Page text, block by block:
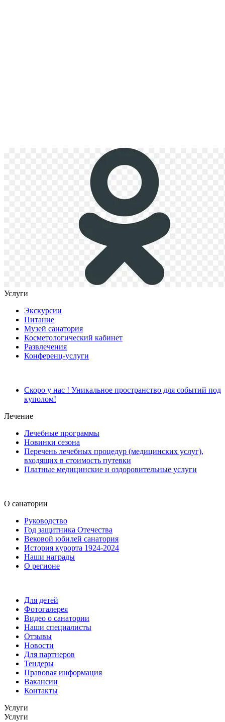
Услуги
Экскурсии
Питание
Музей санатория
Косметологический кабинет
Развлечения
Конференц-услуги
Скоро у нас ! Уникальное пространство для событий под
куполом!
Лечение
Лечебные программы
Новинки сезона
Перечень лечебных процедур (медицинских услуг),
входящих в стоимость путевки
Платные медицинские и оздоровительные услуги
О санатории
Руководство
Год защитника Отечества
Вековой юбилей санатория
История курорта 1924-2024
Наши награды
О регионе
Для детей
Фотогалерея
Видео о санатории
Наши специалисты
Отзывы
Новости
Для партнеров
Тендеры
Правовая информация
Вакансии
Контакты
Услуги
Услуги